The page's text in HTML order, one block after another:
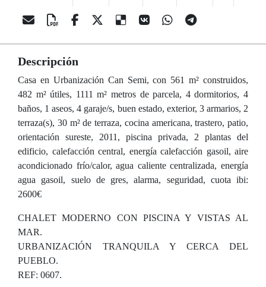
Descripción
Casa en Urbanización Can Semi, con 561 m² construidos,
482 m² útiles, 1111 m² metros de parcela, 4 dormitorios, 4
baños, 1 aseos, 4 garaje/s, buen estado, exterior, 3 armarios, 2
terraza(s), 30 m² de terraza, cocina americana, trastero, patio,
orientación sureste, 2011, piscina privada, 2 plantas del
edificio, calefacción central, energía calefacción gasoil, aire
acondicionado frío/calor, agua caliente centralizada, energía
agua gasoil, suelo de gres, alarma, seguridad, cuota ibi:
2600€
CHALET MODERNO CON PISCINA Y VISTAS AL
MAR.
URBANIZACIÓN TRANQUILA Y CERCA DEL
PUEBLO.
REF: 0607.